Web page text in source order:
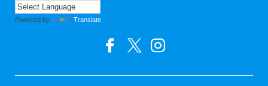
Powered by Translate